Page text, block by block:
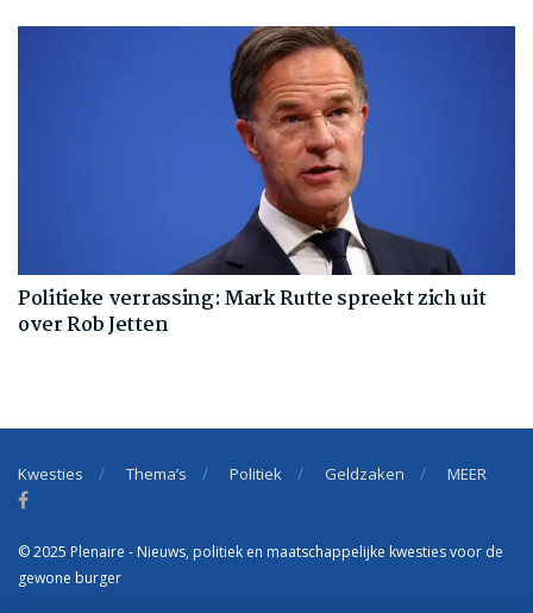
Politieke verrassing: Mark Rutte spreekt zich uit
over Rob Jetten
Kwesties Thema’s Politiek Geldzaken MEER
© 2025 Plenaire - Nieuws, politiek en maatschappelijke kwesties voor de
gewone burger